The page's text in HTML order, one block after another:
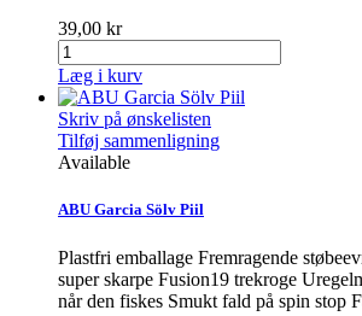
39,00 kr
Læg i kurv
Skriv på ønskelisten
Tilføj sammenligning
Available
ABU Garcia Sölv Piil
Plastfri emballage Fremragende
super skarpe Fusion19 trekroge
når den fiskes Smukt fald på spin stop